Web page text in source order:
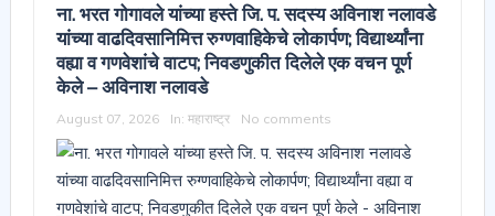
ना. भरत गोगावले यांच्या हस्ते जि. प. सदस्य अविनाश नलावडे
यांच्या वाढदिवसानिमित्त रुग्णवाहिकेचे लोकार्पण; विद्यार्थ्यांना
वह्या व गणवेशांचे वाटप; निवडणुकीत दिलेले एक वचन पूर्ण
केले – अविनाश नलावडे
August 07, 2026 In: महाराष्ट्र No comments